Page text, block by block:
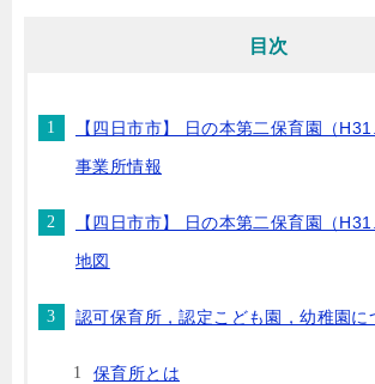
目次
【四日市市】 日の本第二保育園（
事業所情報
【四日市市】 日の本第二保育園（
地図
認可保育所，認定こども園，幼稚園に
保育所とは